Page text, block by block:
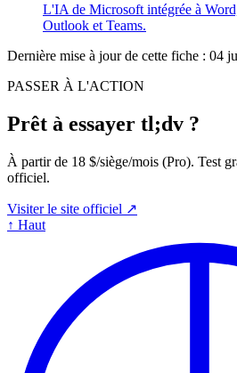
L'IA de Microsoft intégrée à
Outlook et Teams.
Dernière mise à jour de cette fiche : 04
PASSER À L'ACTION
Prêt à essayer tl;dv ?
À partir de 18 $/siège/mois (Pro). Test
officiel.
Visiter le site officiel ↗
↑ Haut